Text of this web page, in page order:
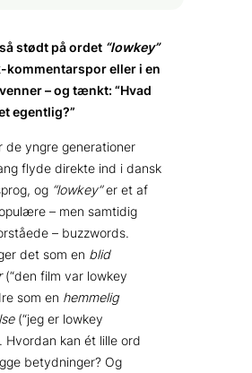
stødt på ordet “lowkey”
kommentarspor eller i en
– og tænkt: “Hvad
egentlig?”
de yngre generationer
flyde direkte ind i dansk
og “lowkey”er et af
– men samtidig
– buzzwords.
det som en blid
(“den film var lowkey
som en hemmelig
(“jeg er lowkey
Hvordan kan ét lille ord
betydninger? Og